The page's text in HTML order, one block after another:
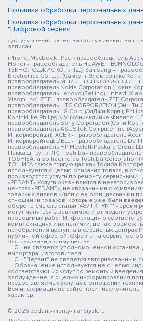
Политика обработки персональных
Политика обработки персональных
"Цифровой сервис"
Для улучшения качества обслуживания ваш
записан
iPhone, Macbook, iPad - правообладатель
Honor - правообладатель HUAWEI
ТЕКНОЛОДЖИС КО., ЛТД.); Samsung –
Electronics Co. Ltd. (Самсунг Электроникс Ко.,
правообладатель MEIZU TECHNOLOGY CO.,
правообладатель Nokia Corporation (Нокиа
правообладатель Lenovo (Beijing) Limited;
Xiaomi Inc.; ZTE - правообладатель ZTE
правообладатель HTC CORPORATION (Эйч-
правообладатель LG Corp. (ЭлДжи Корп.);
Koninklijke Philips N.V. (Конинклийке Филипс
правообладатель Sony Corporation (Сони
правообладатель ASUSTeK Computer Inc.
Инкорпорейшн); ACER - правообладатель
Инкорпорейтед); DELL - правообладатель Dell
правообладатель HP Hewlett-Packard Group
Паккард Груп ЛЛК); Toshiba - правообладатель
TOSHIBA, also trading as Toshiba
ТОШИБА также торгующая как Тосиба
используется с целью описания товара, в
производятся услуги по ремонту сервисными
«PEDANT».Услуги оказываются в
центрах «PEDANT», не связанными с
товарных знаков и/или с ее официальными
отношении товаров, которые уже были
оборот в смысле статьи 1487 ГК РФ ** - время
могут меняться в зависимости от модели
проводимых работ Информация о
комплектациях и их наличии, ценах,
приобретения доступна в сервисных центрах
публичной офертой. Оферта на сервисное
Застрахованного имущества
— СЦ не является уполномоченной
импортера, изготовителя.
— СЦ "Педант" не является авторизованным
— Обозначение используется не с целью
соответствующих услуг по ремонту и
заблуждение, а с целью информирования
предоставляемых услугах в отношении
Вся информация на сайте носит
характер.
© 2026 pedant-khanty-mansiysk.ru